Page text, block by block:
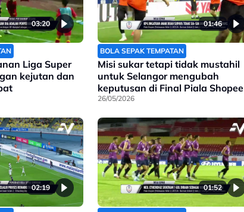
03:20
Liga Super
kejutan dan
01:46
BOLA SEPAK TEMPATAN
Misi sukar tetapi tidak mustahil
untuk Selangor mengubah
keputusan di Final Piala Shopee
26/05/2026
02:19 01:52